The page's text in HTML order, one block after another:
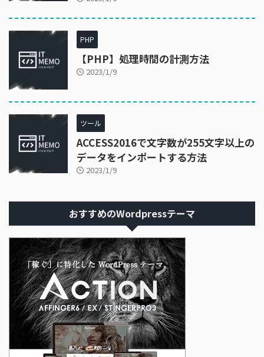
PHP
【PHP】処理時間の計測方法
2023/1/9
ツール
ACCESS2016で文字数が255文字以上の
データをインポートする方法
2023/1/9
おすすめのWordpressテーマ